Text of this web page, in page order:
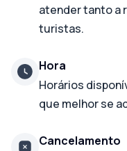
atender tanto a
turistas.
Hora
Horários
que melhor se
Cancelamento